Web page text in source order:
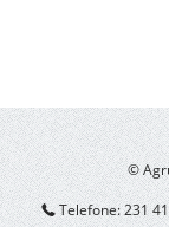
©
Telefone:231